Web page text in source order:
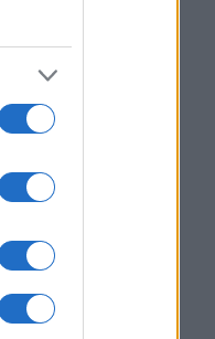
08/26 - 14:23
του πατέρα του σε
08/26 - 14:19
Πάγος: Παραμένει στο
για τις